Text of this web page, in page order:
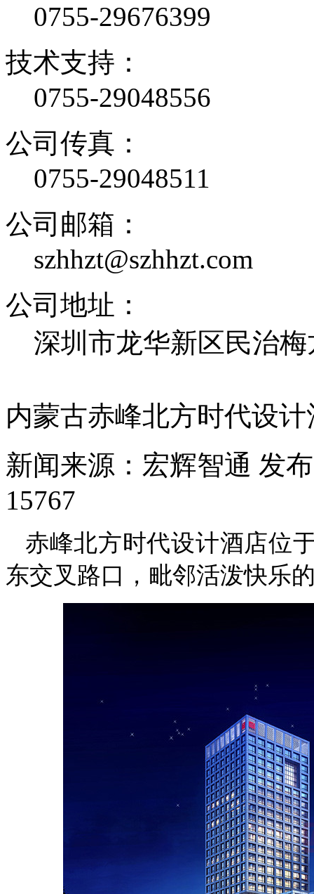
0755-29676399
技术支持：
0755-29048556
公司传真：
0755-29048511
公司邮箱：
szhhzt@szhhzt.com
公司地址：
深圳市龙华新区民治
内蒙古赤峰北方时代设计
新闻来源：宏辉智通 发
15767
赤峰北方时代设计酒店位
东交叉路口，毗邻活泼快乐